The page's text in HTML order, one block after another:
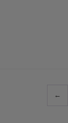
←